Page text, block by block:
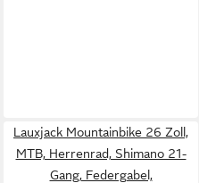
Lauxjack Mountainbike 26 Zoll,
MTB, Herrenrad, Shimano 21-
Gang, Federgabel,